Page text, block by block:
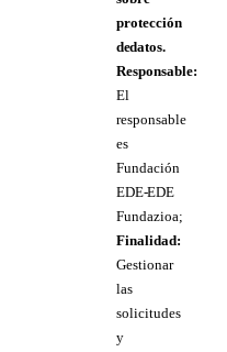
protección
de datos.
Responsable:
El
responsable
es
Fundación
EDE- EDE
Fundazioa;
Finalidad:
Gestionar
las
solicitudes
y